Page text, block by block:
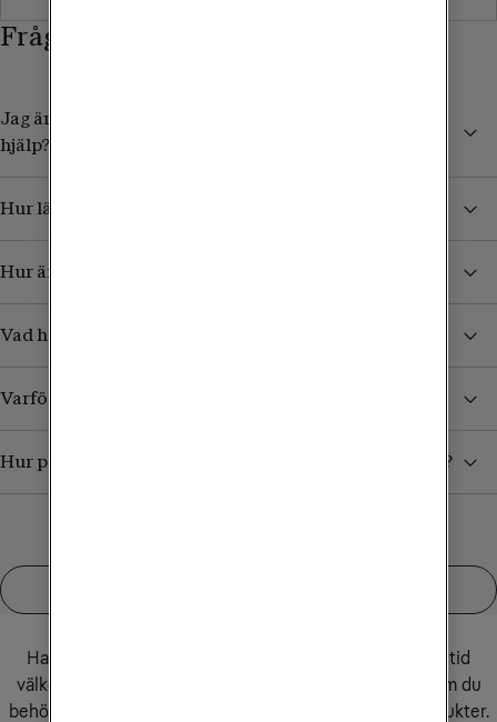
Frågor och svar
Jag är privatkund, vem kan jag kontakta för att få
hjälp?
Hur läser jag av min faktura?
Hur ändrar jag min betalningsmetod?
Vad har Tele2 för bank-/ och postgironummer?
Varför är min faktura högre än normalt?
Hur påverkar Skatteverkets momsregler min faktura?
Har du fler frågor eller vill ha personlig hjälp? Du är alltid
välkommen att kontakta Tele2 Företags kundservice om du
behöver service eller support för dina tjänster och produkter.